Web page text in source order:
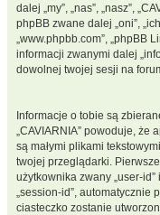
dalej „my”, „nas”, „nasz”,
phpBB zwane dalej „oni”,
„www.phpbb.com”, „phpBB
informacji zwanymi dalej
dowolnej twojej sesji na
Informacje o tobie są
„CAVIARNIA” powoduje, że
są małymi plikami
twojej przeglądarki.
użytkownika zwany „user-
„session-id”, automatycznie
ciasteczko zostanie